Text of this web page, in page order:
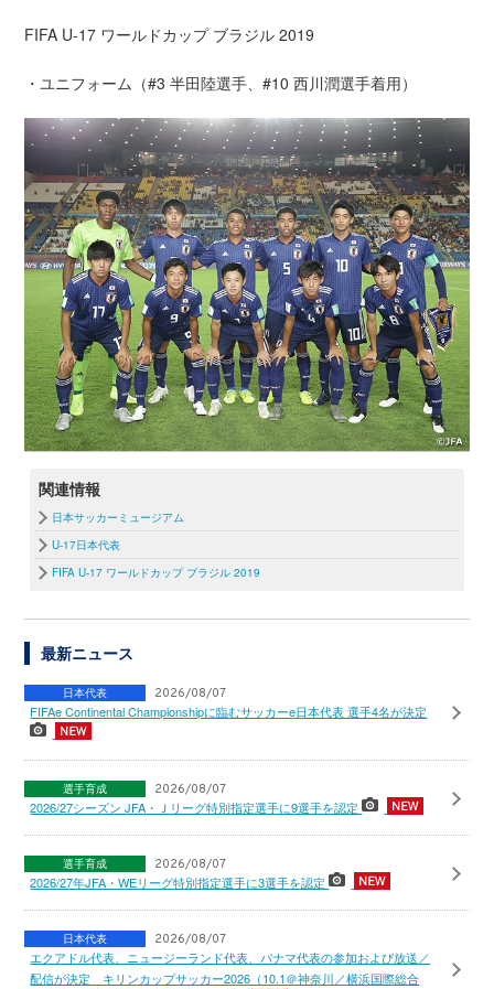
FIFA U-17 ワールドカップ ブラジル 2019
・ユニフォーム（#3 半田陸選手、#10 西川潤選手着用）
関連情報
日本サッカーミュージアム
U-17日本代表
FIFA U-17 ワールドカップ ブラジル 2019
最新ニュース
日本代表 2026/08/07
FIFAe Continental Championshipに臨むサッカーe日本代表 選手4名が決定
選手育成 2026/08/07
2026/27シーズン JFA・Ｊリーグ特別指定選手に9選手を認定
選手育成 2026/08/07
2026/27年JFA・WEリーグ特別指定選手に3選手を認定
日本代表 2026/08/07
エクアドル代表、ニュージーランド代表、パナマ代表の参加および放送／
配信が決定 キリンカップサッカー2026（10.1＠神奈川／横浜国際総合